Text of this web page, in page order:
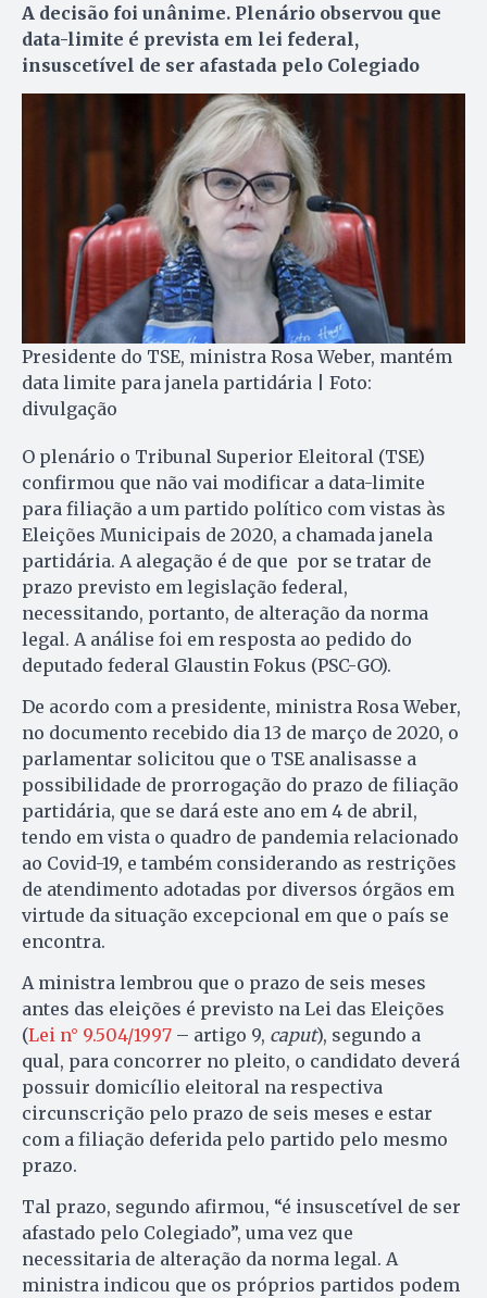
A decisão foi unânime. Plenário observou que
data-limite é prevista em lei federal,
insuscetível de ser afastada pelo Colegiado
Presidente do TSE, ministra Rosa Weber, mantém
data limite para janela partidária | Foto:
divulgação
O plenário o Tribunal Superior Eleitoral (TSE)
confirmou que não vai modificar a data-limite
para filiação a um partido político com vistas às
Eleições Municipais de 2020, a chamada janela
partidária. A alegação é de que por se tratar de
prazo previsto em legislação federal,
necessitando, portanto, de alteração da norma
legal. A análise foi em resposta ao pedido do
deputado federal Glaustin Fokus (PSC-GO).
De acordo com a presidente, ministra Rosa Weber,
no documento recebido dia 13 de março de 2020, o
parlamentar solicitou que o TSE analisasse a
possibilidade de prorrogação do prazo de filiação
partidária, que se dará este ano em 4 de abril,
tendo em vista o quadro de pandemia relacionado
ao Covid-19, e também considerando as restrições
de atendimento adotadas por diversos órgãos em
virtude da situação excepcional em que o país se
encontra.
A ministra lembrou que o prazo de seis meses
antes das eleições é previsto na Lei das Eleições
(Lei n° 9.504/1997 – artigo 9, caput), segundo a
qual, para concorrer no pleito, o candidato deverá
possuir domicílio eleitoral na respectiva
circunscrição pelo prazo de seis meses e estar
com a filiação deferida pelo partido pelo mesmo
prazo.
Tal prazo, segundo afirmou, “é insuscetível de ser
afastado pelo Colegiado”, uma vez que
necessitaria de alteração da norma legal. A
ministra indicou que os próprios partidos podem